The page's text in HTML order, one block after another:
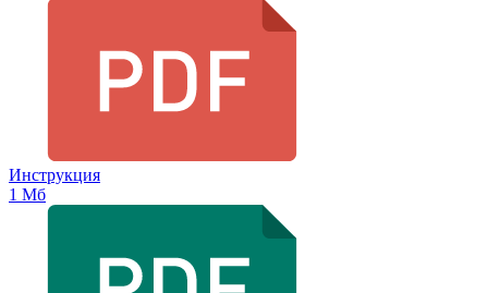
Инструкция
1 Мб